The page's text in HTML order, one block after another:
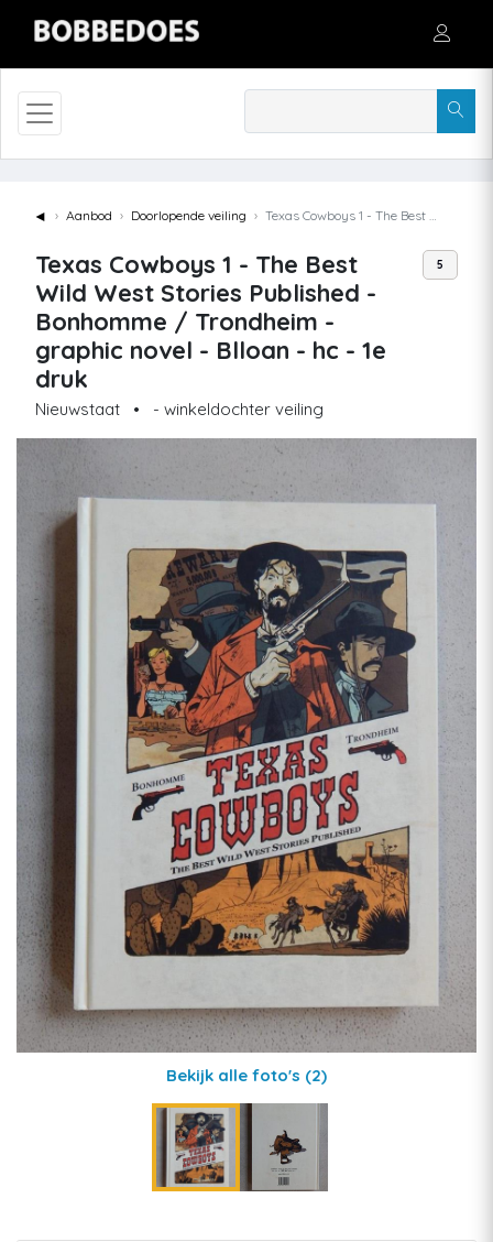
◄ Aanbod Doorlopende veiling Texas Cowboys 1 - The Best Wild West Stories Published - Bonhomme / Trondheim - graphic novel - Blloan - hc - 1e druk
Texas Cowboys 1 - The Best
Wild West Stories Published -
Bonhomme / Trondheim -
graphic novel - Blloan - hc - 1e
druk
Nieuwstaat • - winkeldochter veiling
5
Bekijk alle foto's (2)